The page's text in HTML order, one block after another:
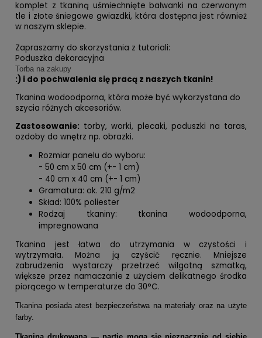
komplet z tkaniną uśmiechnięte bałwanki na czerwonym
tle i złote śniegowe gwiazdki, która dostępna jest również
w naszym sklepie.
Zapraszamy do skorzystania z tutoriali:
Poduszka dekoracyjna
Torba na zakupy
:) i do pochwalenia się pracą z naszych tkanin!
Tkanina wodoodporna, która może być wykorzystana do
szycia różnych akcesoriów.
Zastosowanie: torby, worki, plecaki, poduszki na taras,
ozdoby do wnętrz np. obrazki.
Rozmiar panelu do wyboru:
- 50 cm x 50 cm (+- 1 cm)
- 40 cm x 40 cm (+- 1 cm)
Gramatura: ok. 210 g/m2
Skład: 100% poliester
Rodzaj tkaniny: tkanina wodoodporna,
impregnowana
Tkanina jest łatwa do utrzymania w czystości i
wytrzymała. Można ją czyścić ręcznie. Mniejsze
zabrudzenia wystarczy przetrzeć wilgotną szmatką,
większe przez namaczanie z użyciem delikatnego środka
piorącego w temperaturze do 30°C.
Tkanina posiada atest bezpieczeństwa na materiały oraz na użyte
farby.
Tkanina drukowana — partie mogą się nieznacznie od siebie